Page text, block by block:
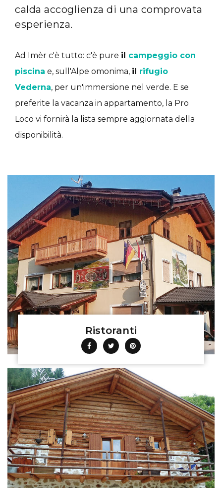
calda accoglienza di una comprovata
esperienza.
Ad Imèr c'è tutto: c'è pure il campeggio con
piscina e, sull'Alpe omonima, il rifugio
Vederna, per un'immersione nel verde. E se
preferite la vacanza in appartamento, la Pro
Loco vi fornirà la lista sempre aggiornata della
disponibilità.
Ristoranti